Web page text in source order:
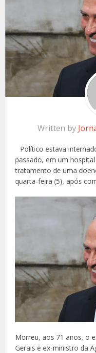
Written by
Político estava
passado, em um
tratamento de uma
quarta-feira (5), após
Morreu, aos 71 anos, o
Gerais e ex-ministro da